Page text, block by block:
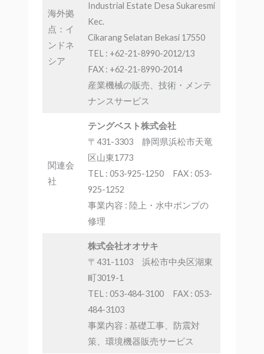
海外拠
点：イ
ンドネ
シア
Industrial Estate Desa Sukaresmi
Kec.
Cikarang Selatan Bekasi 17550
TEL : +62-21-8990-2012/13
FAX : +62-21-8990-2014
産業機械の販売、技術・メンテ
ナンスサービス
関連会
社
テングベスト株式会社
〒431-3303 静岡県浜松市天竜
区山東1773
TEL : 053-925-1250 FAX : 053-
925-1252
事業内容 : 陸上・水中ポンプの
修理
株式会社オオサキ
〒431-1103 浜松市中央区湖東
町3019-1
TEL : 053-484-3100 FAX : 053-
484-3103
事業内容 : 基礎工事、防震対
策、環境機器販売サービス